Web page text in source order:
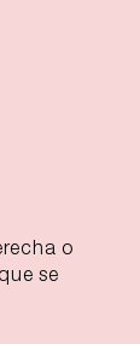
o
se